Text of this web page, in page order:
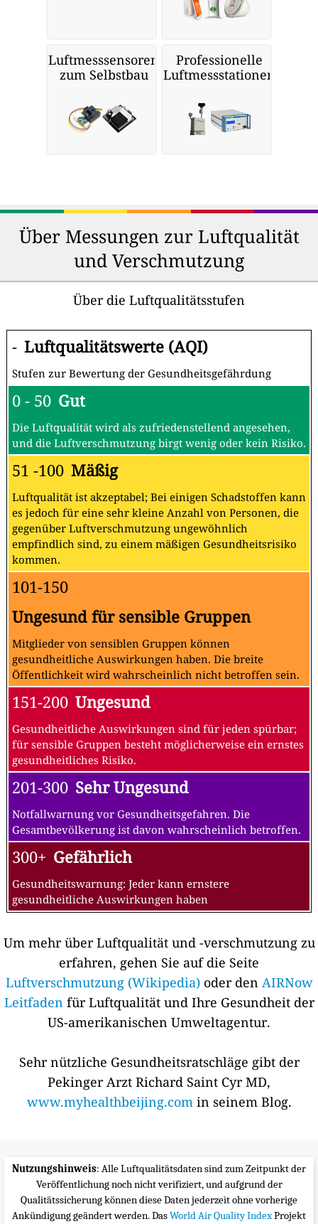
Luftmesssensoren
zum Selbstbau
Professionelle
Luftmessstationen
Über Messungen zur Luftqualität
und Verschmutzung
Über die Luftqualitätsstufen
- Luftqualitätswerte (AQI)
Stufen zur Bewertung der Gesundheitsgefährdung
0 - 50 Gut
Die Luftqualität wird als zufriedenstellend angesehen,
und die Luftverschmutzung birgt wenig oder kein Risiko.
51 -100 Mäßig
Luftqualität ist akzeptabel; Bei einigen Schadstoffen kann
es jedoch für eine sehr kleine Anzahl von Personen, die
gegenüber Luftverschmutzung ungewöhnlich
empfindlich sind, zu einem mäßigen Gesundheitsrisiko
kommen.
101-150
Ungesund für sensible Gruppen
Mitglieder von sensiblen Gruppen können
gesundheitliche Auswirkungen haben. Die breite
Öffentlichkeit wird wahrscheinlich nicht betroffen sein.
151-200 Ungesund
Gesundheitliche Auswirkungen sind für jeden spürbar;
für sensible Gruppen besteht möglicherweise ein ernstes
gesundheitliches Risiko.
201-300 Sehr Ungesund
Notfallwarnung vor Gesundheitsgefahren. Die
Gesamtbevölkerung ist davon wahrscheinlich betroffen.
300+ Gefährlich
Gesundheitswarnung: Jeder kann ernstere
gesundheitliche Auswirkungen haben
Um mehr über Luftqualität und -verschmutzung zu
erfahren, gehen Sie auf die Seite
Luftverschmutzung (Wikipedia)oder den AIRNow
Leitfaden für Luftqualität und Ihre Gesundheit der
US-amerikanischen Umweltagentur.
Sehr nützliche Gesundheitsratschläge gibt der
Pekinger Arzt Richard Saint Cyr MD,
www.myhealthbeijing.comin seinem Blog.
Nutzungshinweis: Alle Luftqualitätsdaten sind zum Zeitpunkt der
Veröffentlichung noch nicht verifiziert, und aufgrund der
Qualitätssicherung können diese Daten jederzeit ohne vorherige
Ankündigung geändert werden. DasWorld Air Quality IndexProjekt